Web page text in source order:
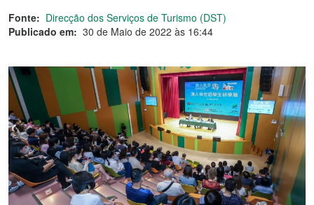
Fonte: Direcção dos Serviços de Turismo (DST)
Publicado em: 30 de Maio de 2022 às 16:44